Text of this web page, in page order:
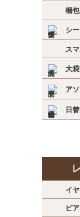
梱
シ
ス
大
ア
日
イ
ピ